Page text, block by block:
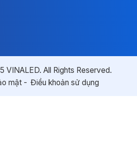
VINALED. All Rights Reserved.
mật
Điều khoản sử dụng